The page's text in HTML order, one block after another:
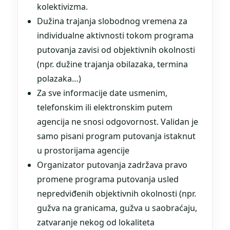
kolektivizma.
Dužina trajanja slobodnog vremena za
individualne aktivnosti tokom programa
putovanja zavisi od objektivnih okolnosti
(npr. dužine trajanja obilazaka, termina
polazaka…)
Za sve informacije date usmenim,
telefonskim ili elektronskim putem
agencija ne snosi odgovornost. Validan je
samo pisani program putovanja istaknut
u prostorijama agencije
Organizator putovanja zadržava pravo
promene programa putovanja usled
nepredviđenih objektivnih okolnosti (npr.
gužva na granicama, gužva u saobraćaju,
zatvaranje nekog od lokaliteta